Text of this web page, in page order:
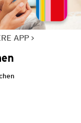
APP